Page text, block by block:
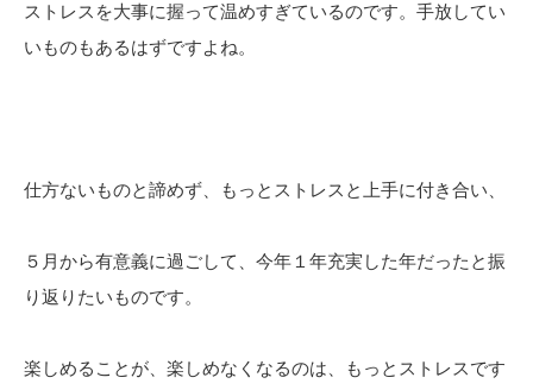
ストレスを大事に握って温めすぎているのです。手放してい
いものもあるはずですよね。
仕方ないものと諦めず、もっとストレスと上手に付き合い、
５月から有意義に過ごして、今年１年充実した年だったと振
り返りたいものです。
楽しめることが、楽しめなくなるのは、もっとストレスです